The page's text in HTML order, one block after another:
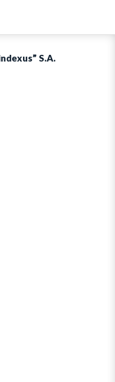
S.A.